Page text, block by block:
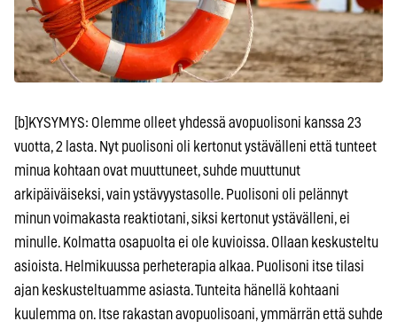
[b]KYSYMYS: Olemme olleet yhdessä avopuolisoni kanssa 23
vuotta, 2 lasta. Nyt puolisoni oli kertonut ystävälleni että tunteet
minua kohtaan ovat muuttuneet, suhde muuttunut
arkipäiväiseksi, vain ystävyystasolle. Puolisoni oli pelännyt
minun voimakasta reaktiotani, siksi kertonut ystävälleni, ei
minulle. Kolmatta osapuolta ei ole kuvioissa. Ollaan keskusteltu
asioista. Helmikuussa perheterapia alkaa. Puolisoni itse tilasi
ajan keskusteltuamme asiasta. Tunteita hänellä kohtaani
kuulemma on. Itse rakastan avopuolisoani, ymmärrän että suhde